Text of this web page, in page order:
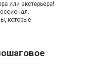
или экстерьера!
которые